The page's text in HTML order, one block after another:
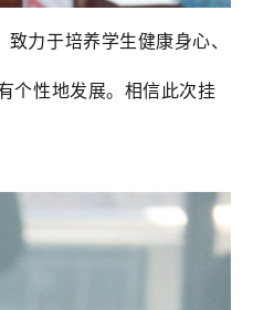
力于培养学生健康身心、
个性地发展。相信此次挂